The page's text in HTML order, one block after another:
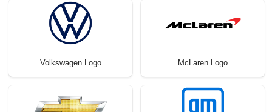
Volkswagen Logo McLaren Logo